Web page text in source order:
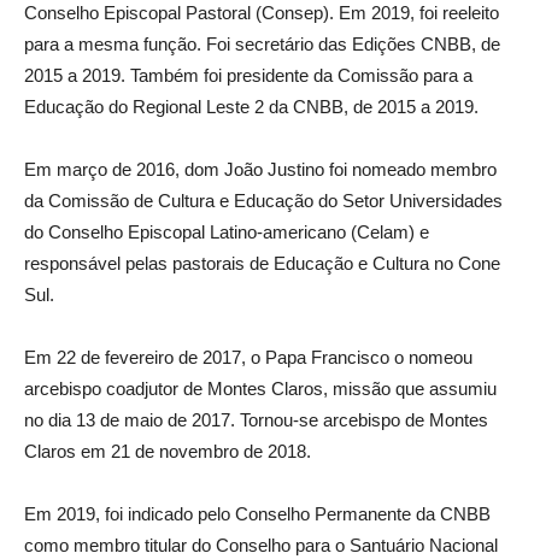
Conselho Episcopal Pastoral (Consep). Em 2019, foi reeleito
para a mesma função. Foi secretário das Edições CNBB, de
2015 a 2019. Também foi presidente da Comissão para a
Educação do Regional Leste 2 da CNBB, de 2015 a 2019.
Em março de 2016, dom João Justino foi nomeado membro
da Comissão de Cultura e Educação do Setor Universidades
do Conselho Episcopal Latino-americano (Celam) e
responsável pelas pastorais de Educação e Cultura no Cone
Sul.
Em 22 de fevereiro de 2017, o Papa Francisco o nomeou
arcebispo coadjutor de Montes Claros, missão que assumiu
no dia 13 de maio de 2017. Tornou-se arcebispo de Montes
Claros em 21 de novembro de 2018.
Em 2019, foi indicado pelo Conselho Permanente da CNBB
como membro titular do Conselho para o Santuário Nacional